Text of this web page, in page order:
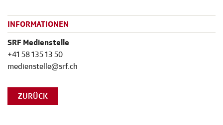
INFORMATIONEN
SRF Medienstelle
+41 58 135 13 50
medienstelle@srf.ch
ZURÜCK